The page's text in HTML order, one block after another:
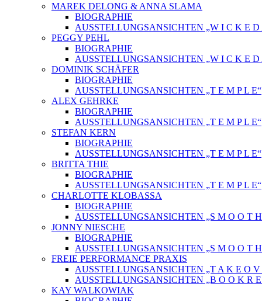
MAREK DELONG & ANNA SLAMA
BIOGRAPHIE
AUSSTELLUNGSANSICHTEN „W I C K E D
PEGGY PEHL
BIOGRAPHIE
AUSSTELLUNGSANSICHTEN „W I C K E D
DOMINIK SCHÄFER
BIOGRAPHIE
AUSSTELLUNGSANSICHTEN „T E M P L E“
ALEX GEHRKE
BIOGRAPHIE
AUSSTELLUNGSANSICHTEN „T E M P L E“
STEFAN KERN
BIOGRAPHIE
AUSSTELLUNGSANSICHTEN „T E M P L E“
BRITTA THIE
BIOGRAPHIE
AUSSTELLUNGSANSICHTEN „T E M P L E“
CHARLOTTE KLOBASSA
BIOGRAPHIE
AUSSTELLUNGSANSICHTEN „S M O O T
JONNY NIESCHE
BIOGRAPHIE
AUSSTELLUNGSANSICHTEN „S M O O T
FREIE PERFORMANCE PRAXIS
AUSSTELLUNGSANSICHTEN „T A K E O V
AUSSTELLUNGSANSICHTEN „B O O K R E
KAY WALKOWIAK